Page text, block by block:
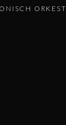
ORKEST